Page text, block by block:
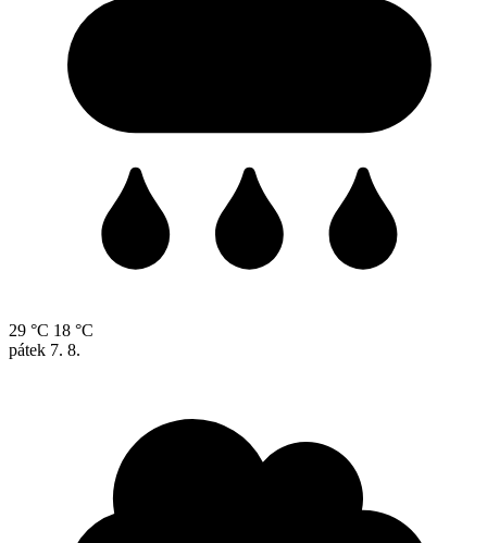
29 °C 18 °C
pátek 7. 8.